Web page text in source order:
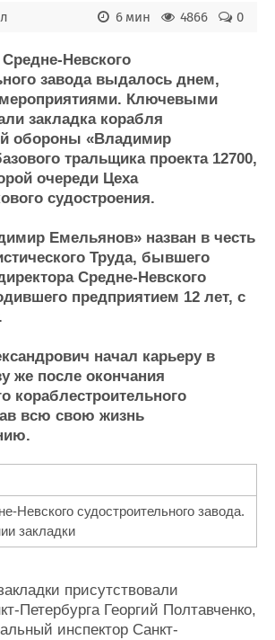
Флот
Форум
Отзывы
Все службы
0
4866
6 мин
Невского
завода выдалось днем,
Ключевыми
закладка корабля
обороны «Владимир
тральщика проекта 12700,
очереди Цеха
судостроения.
Емельянов» назван в честь
Труда, бывшего
Средне-Невского
предприятием 12 лет, с
начал карьеру в
же после окончания
кораблестроительного
всю свою жизнь
Невского судостроительного завода.
закладки
присутствовали
Петербурга Георгий Полтавченко,
инспектор Санкт-